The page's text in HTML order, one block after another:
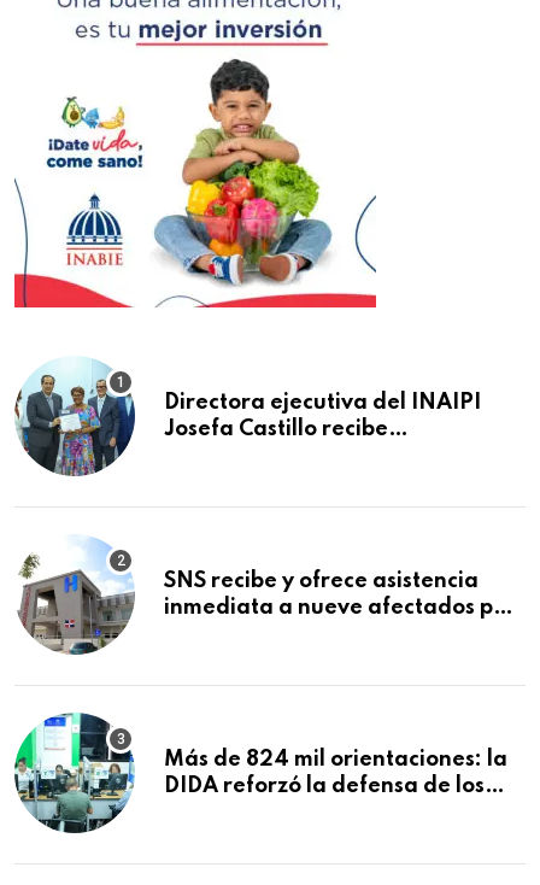
Directora ejecutiva del INAIPI
Josefa Castillo recibe
SNS recibe y ofrece asistencia
inmediata a nueve afectados por
Macorís
Más de 824 mil orientaciones: la
DIDA reforzó la defensa de los